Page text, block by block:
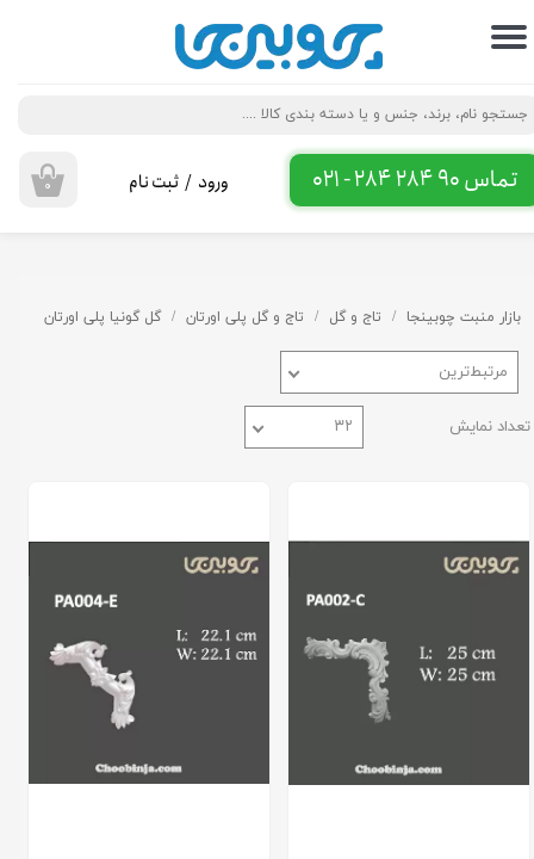
تماس 90 284 284 - 021 ۰ ورود / ثبت نام
حساب کاربری من
تغییر گذر واژه
سفارشات
خروج از حساب کاربری
بازار منبت چوبینجا تاج و گل تاج و گل پلی اورتان گل گونیا پلی اورتان
مرتبط‌ترین
تعداد نمایش ۳۲